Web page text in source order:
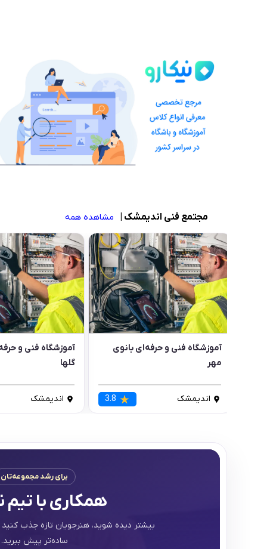
مجتمع فنی اندیمشک مشاهده همه
آموزشگاه فنی و حرفه‌ای بانوی
مهر
اندیمشک 3.8
آموزشگاه فنی و
گلها
اندیمشک
برای رشد مجموعه‌تان
همکاری با تیم
بیشتر دیده شوید، هنرجویان تازه جذب
ساده‌تر پیش ببرید.